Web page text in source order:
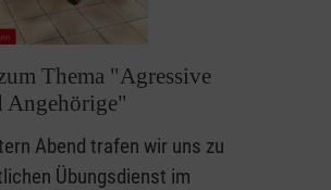
Thema "Agressive
Angehörige"
Abend trafen wir uns zu
Übungsdienst im